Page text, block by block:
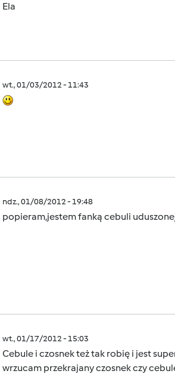
Ela
wt., 01/03/2012 - 11:43
ndz., 01/08/2012 - 19:48
popieram,jestem fanką cebuli
wt., 01/17/2012 - 15:03
Cebule i czosnek też tak robię i jest
wrzucam przekrajany czosnek czy